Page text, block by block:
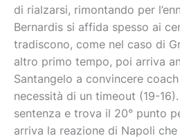
di rialzarsi, rimontando per
Bernardis si affida spesso ai
tradiscono, come nel caso di
altro primo tempo, poi arriva
Santangelo a convincere
necessità di un timeout (19-
sentenza e trova il 20° punto
arriva la reazione di Napoli